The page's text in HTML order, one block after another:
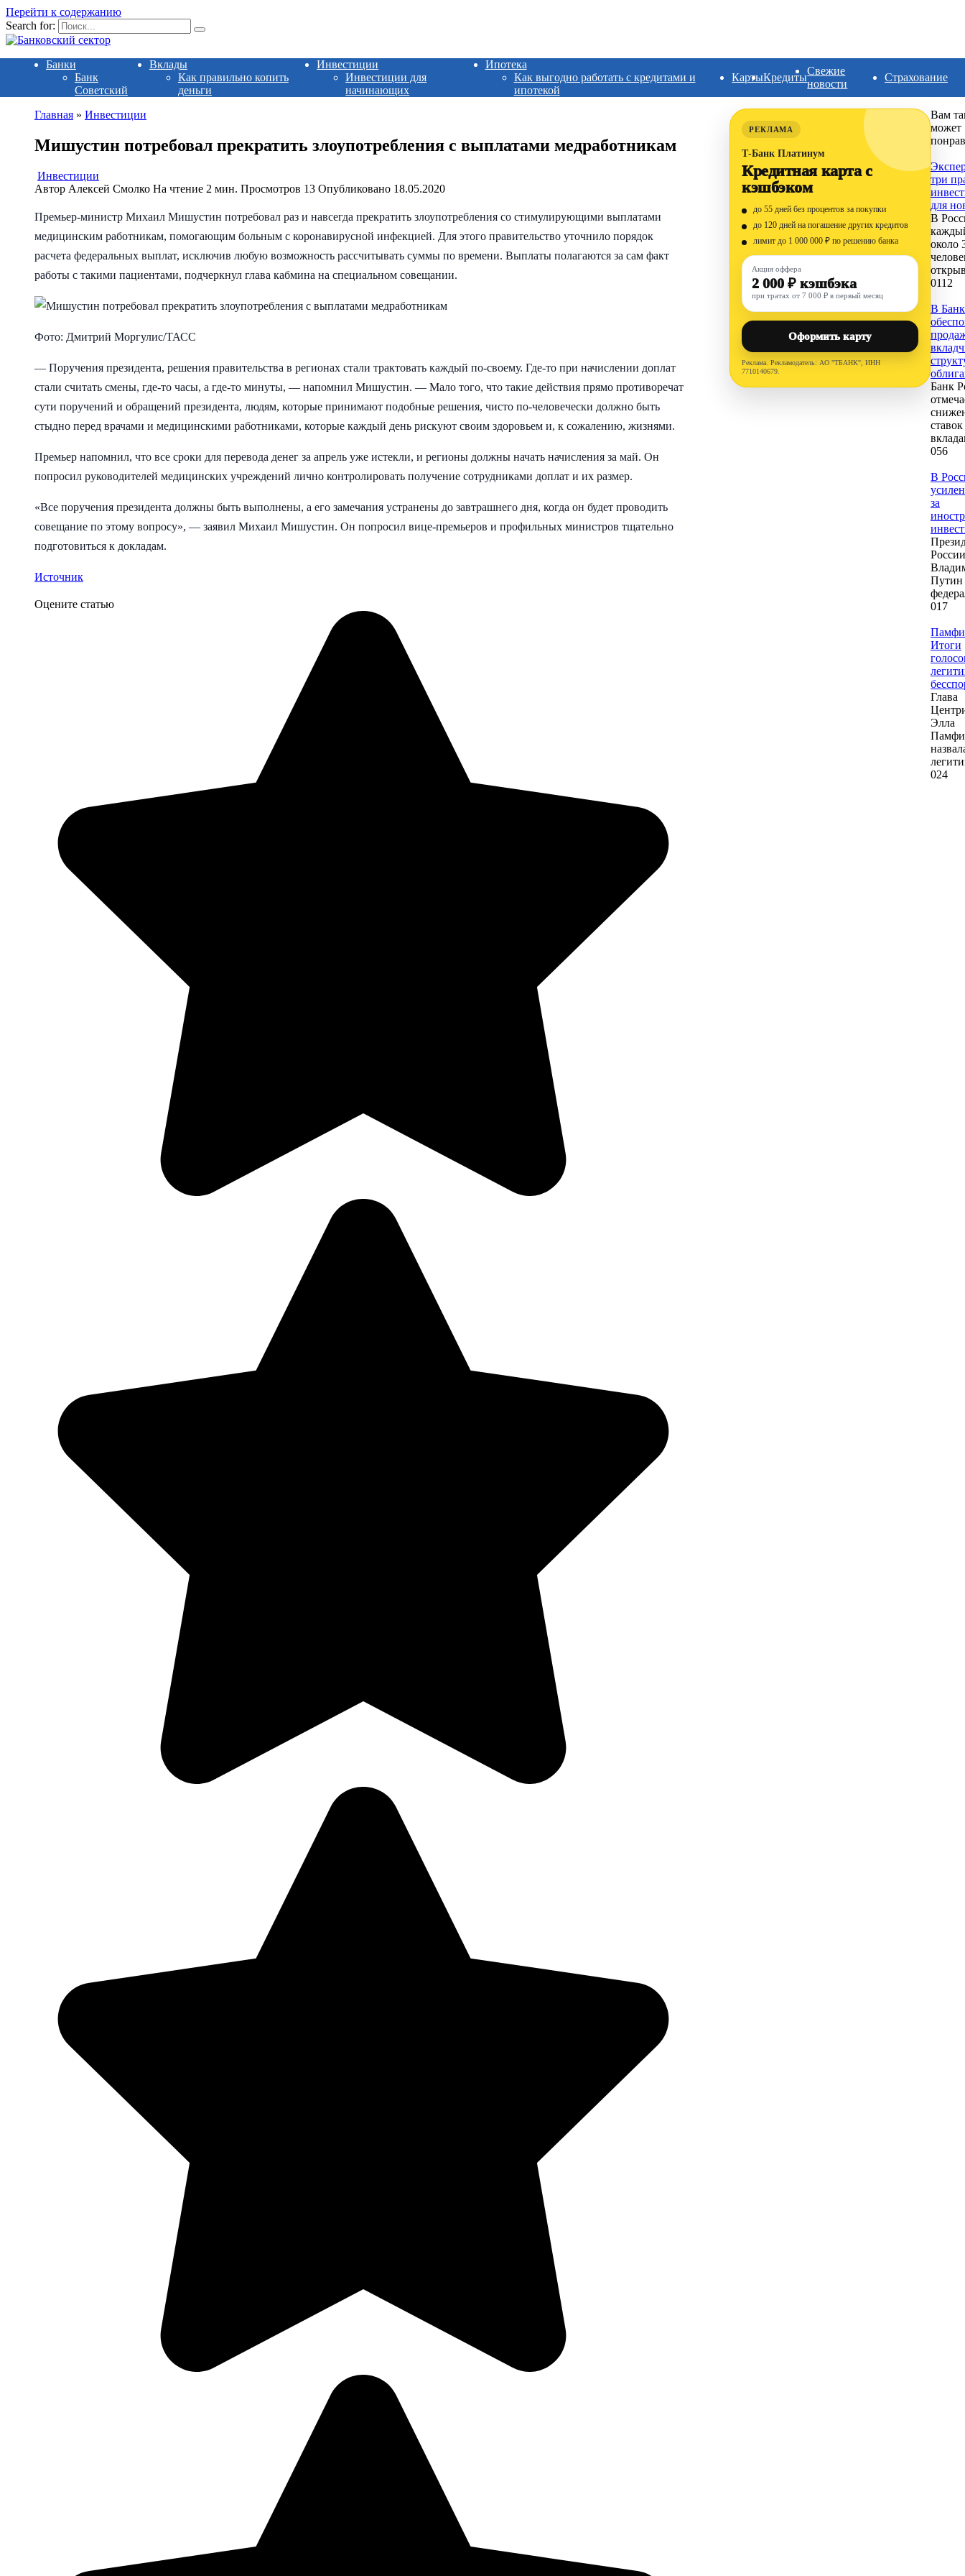
Перейти к содержанию
Search for:
Банки
Банк
Советский
Вклады
Как правильно копить
деньги
Инвестиции
Инвестиции для
начинающих
Ипотека
Как выгодно работать с кредитами и
ипотекой
КартыКредиты
Свежие
новости
Страхование
Главная » Инвестиции
Мишустин потребовал прекратить злоупотребления с выплатами медработникам
Инвестиции
Автор Алексей Смолко На чтение 2 мин. Просмотров 13 Опубликовано 18.05.2020
Премьер-министр Михаил Мишустин потребовал раз и навсегда прекратить злоупотребления со стимулирующими выплатами
медицинским работникам, помогающим больным с коронавирусной инфекцией. Для этого правительство уточнило порядок
расчета федеральных выплат, исключив любую возможность рассчитывать суммы по времени. Выплаты полагаются за сам факт
работы с такими пациентами, подчеркнул глава кабмина на специальном совещании.
Фото: Дмитрий Моргулис/ТАСС
— Поручения президента, решения правительства в регионах стали трактовать каждый по-своему. Где-то при начислении доплат
стали считать смены, где-то часы, а где-то минуты, — напомнил Мишустин. — Мало того, что такие действия прямо противоречат
сути поручений и обращений президента, людям, которые принимают подобные решения, чисто по-человечески должно быть
стыдно перед врачами и медицинскими работниками, которые каждый день рискуют своим здоровьем и, к сожалению, жизнями.
Премьер напомнил, что все сроки для перевода денег за апрель уже истекли, и регионы должны начать начисления за май. Он
попросил руководителей медицинских учреждений лично контролировать получение сотрудниками доплат и их размер.
«Все поручения президента должны быть выполнены, а его замечания устранены до завтрашнего дня, когда он будет проводить
совещание по этому вопросу», — заявил Михаил Мишустин. Он попросил вице-премьеров и профильных министров тщательно
подготовиться к докладам.
Источник
Оцените статью
РЕКЛАМА
Т-Банк Платинум
Кредитная карта с
кэшбэком
до 55 дней без процентов за покупки
до 120 дней на погашение других кредитов
лимит до 1 000 000 ₽ по решению банка
Акция оффера
2 000 ₽ кэшбэка
при тратах от 7 000 ₽ в первый месяц
Оформить карту
Реклама. Рекламодатель: АО "ТБАНК", ИНН
7710140679.
Вам
может
три
для
В
около
0112
В
Банк
056
В
за
России
Путин
017
Итоги
Глава
Элла
024